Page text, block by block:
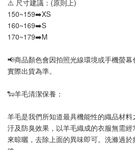
⚠️ 尺寸建議：(原則上)
150~159➡️XS
160~169➡️S
170~179➡️M
📢商品顏色會因拍照光線環境或手機螢
實際出貨為準。
🐑羊毛清潔保養：
羊毛是我們所知道最具機能性的織品材
汙及防臭效果，以羊毛織成的衣服無需
來晾曬，去除上面的異味即可。洗滌過